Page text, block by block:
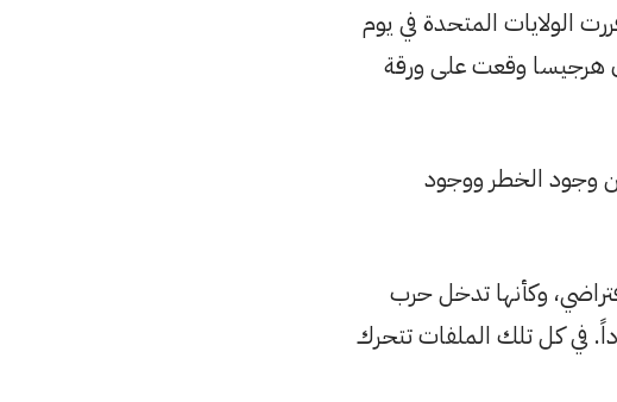
الولايات المتحدة في يوم
هرجيسا وقعت على ورقة
وجود الخطر ووجود
وكأنها تدخل حرب
في كل تلك الملفات تتحرك